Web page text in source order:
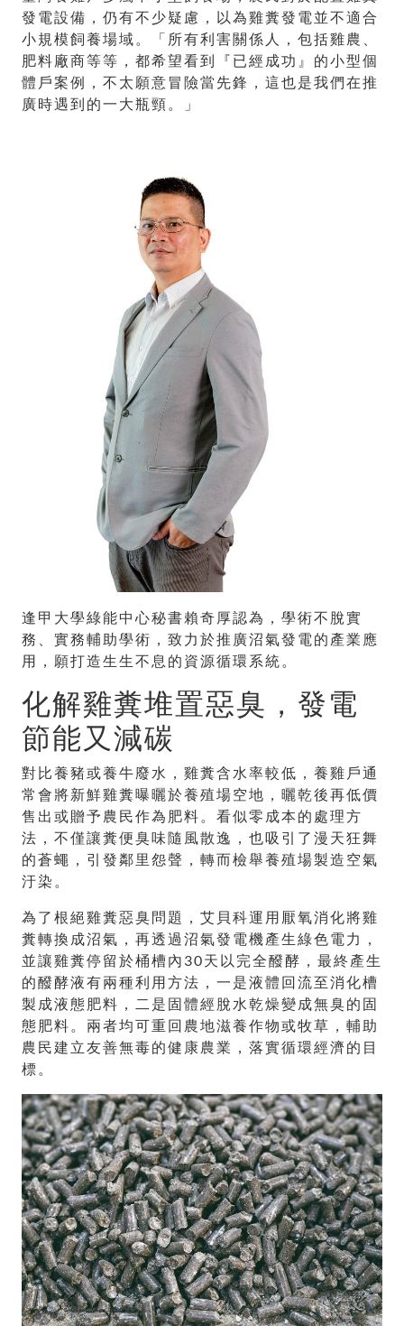
發電設備，仍有不少疑慮，以為雞糞發電並不適合
小規模飼養場域。「所有利害關係人，包括雞農、
肥料廠商等等，都希望看到『已經成功』的小型個
體戶案例，不太願意冒險當先鋒，這也是我們在推
廣時遇到的一大瓶頸。」
逢甲大學綠能中心秘書賴奇厚認為，學術不脫實
務、實務輔助學術，致力於推廣沼氣發電的產業應
用，願打造生生不息的資源循環系統。
化解雞糞堆置惡臭，發電
節能又減碳
對比養豬或養牛廢水，雞糞含水率較低，養雞戶通
常會將新鮮雞糞曝曬於養殖場空地，曬乾後再低價
售出或贈予農民作為肥料。看似零成本的處理方
法，不僅讓糞便臭味隨風散逸，也吸引了漫天狂舞
的蒼蠅，引發鄰里怨聲，轉而檢舉養殖場製造空氣
汙染。
為了根絕雞糞惡臭問題，艾貝科運用厭氧消化將雞
糞轉換成沼氣，再透過沼氣發電機產生綠色電力，
並讓雞糞停留於桶槽內30天以完全醱酵，最終產生
的醱酵液有兩種利用方法，一是液體回流至消化槽
製成液態肥料，二是固體經脫水乾燥變成無臭的固
態肥料。兩者均可重回農地滋養作物或牧草，輔助
農民建立友善無毒的健康農業，落實循環經濟的目
標。